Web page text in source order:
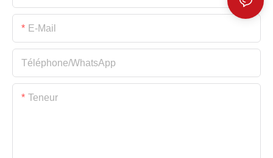
E-Mail
Téléphone/WhatsApp
Teneur